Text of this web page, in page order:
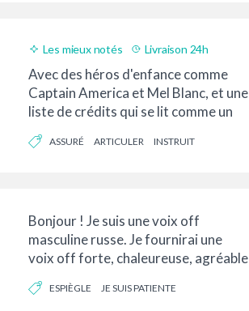
Les mieux notés Livraison 24h
Avec des héros d'enfance comme
Captain America et Mel Blanc, et une
liste de crédits qui se lit comme un
ASSURÉ ARTICULER INSTRUIT
Bonjour ! Je suis une voix off
masculine russe. Je fournirai une
voix off forte, chaleureuse, agréable
ESPIÈGLE JE SUIS PATIENTE